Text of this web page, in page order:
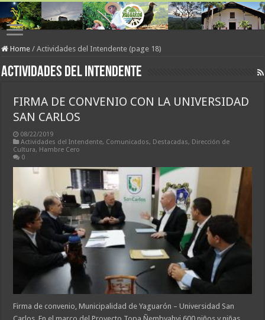
Home / Actividades del Intendente (page 18)
Actividades del Intendente
FIRMA DE CONVENIO CON LA UNIVERSIDAD
SAN CARLOS
08/22/2019
Actividades del Intendente, Comunicados, Destacadas, Dirección de
Cultura, Hambre Cero
0
Firma de convenio, Municipalidad de Yaguarón – Universidad San